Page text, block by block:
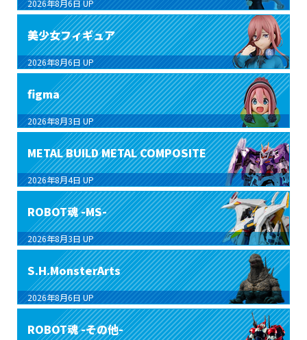
2026年8月6日 UP
美少女フィギュア
2026年8月6日 UP
figma
2026年8月3日 UP
METAL BUILD METAL COMPOSITE
2026年8月4日 UP
ROBOT魂 -MS-
2026年8月3日 UP
S.H.MonsterArts
2026年8月6日 UP
ROBOT魂 -その他-